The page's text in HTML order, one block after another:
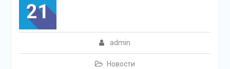
21
admin
Новости